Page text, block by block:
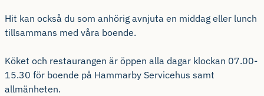
Hit kan också du som anhörig avnjuta en middag eller lunch
tillsammans med våra boende.
Köket och restaurangen är öppen alla dagar klockan 07.00-
15.30 för boende på Hammarby Servicehus samt
allmänheten.